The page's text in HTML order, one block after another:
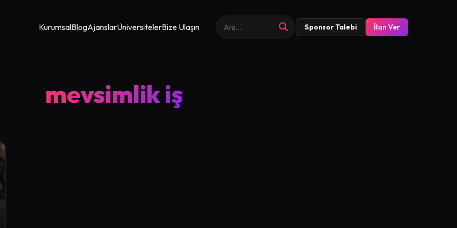
KurumsalBlogAjanslarÜniversitelerBize Ulaşın Sponsor Talebi İlan Ver
mevsimlik iş